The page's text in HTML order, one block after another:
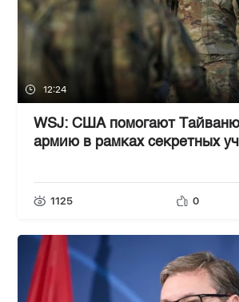
12:24
WSJ: США помогают Тайваню
армию в рамках секретных
1125 0